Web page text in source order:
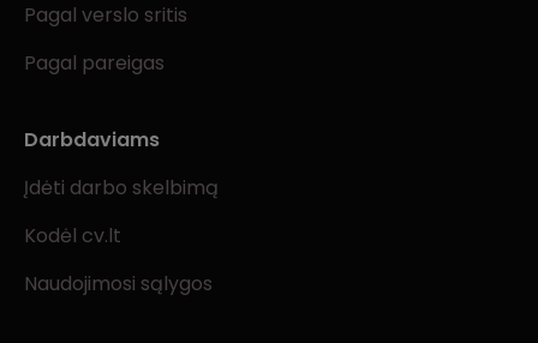
Pagal verslo sritis
Pagal pareigas
Darbdaviams
Įdėti darbo skelbimą
Kodėl cv.lt
Naudojimosi sąlygos